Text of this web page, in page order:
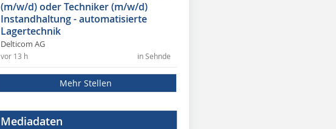
(m/w/d) oder Techniker (m/w/d)
Instandhaltung - automatisierte
Lagertechnik
Delticom AG
in Sehnde
vor 13 h
Mehr Stellen
Mediadaten